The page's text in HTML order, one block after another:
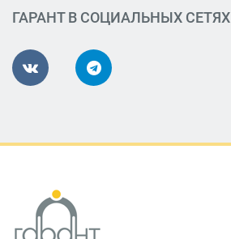
ГАРАНТ В СОЦИАЛЬНЫХ СЕТЯХ